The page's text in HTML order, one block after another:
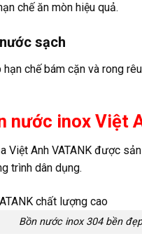
chế ăn mòn hiệu quả.
sạch
chế bám cặn và rong
nước inox Việt
Việt Anh VATANK được
trình dân dụng.
Bồn nước inox 304 bền